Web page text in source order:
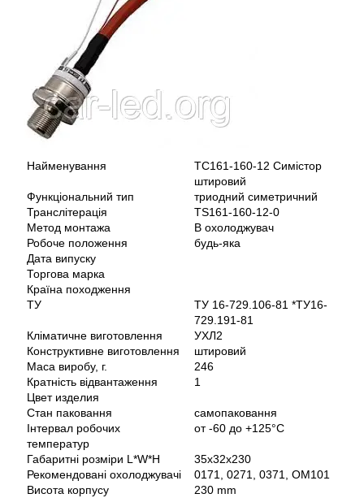
Найменування
ТС161-160-12 Симістор
штировий
Функціональний тип
триодний симетричний
Транслітерація
ТS161-160-12-0
Метод монтажа
В охолоджувач
Робоче положення
будь-яка
Дата випуску
Торгова марка
Країна походження
ТУ
ТУ 16-729.106-81 *ТУ16-
729.191-81
Кліматичне виготовлення
УХЛ2
Конструктивне виготовлення
штировий
Маса виробу, г.
246
Кратність відвантаження
1
Цвет изделия
Стан паковання
самопаковання
Інтервал робочих
температур
от -60 до +125°C
Габаритні розміри L*W*H
35х32х230
Рекомендовані охолоджувачі
0171, 0271, 0371, ОМ101
Висота корпусу
230 mm